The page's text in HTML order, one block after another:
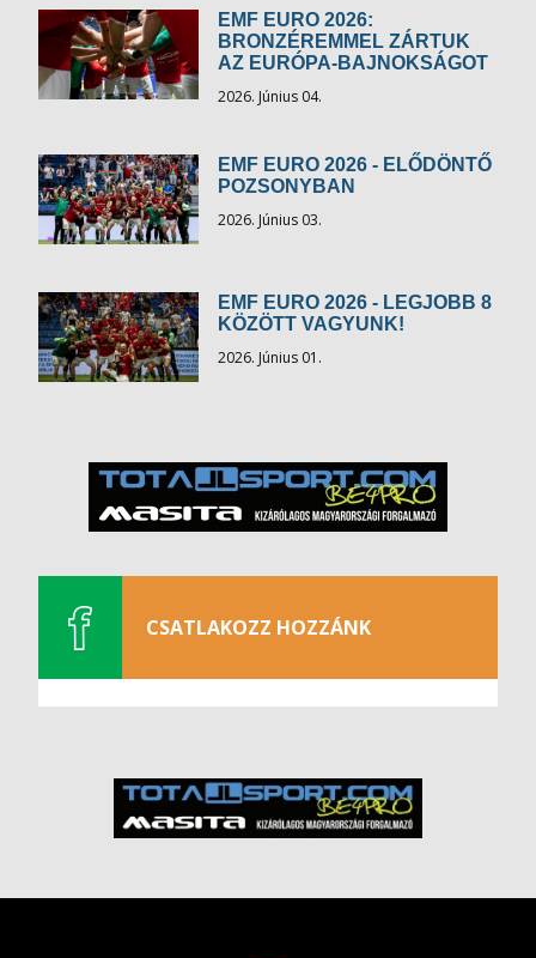
EMF EURO 2026:
BRONZÉREMMEL ZÁRTUK
AZ EURÓPA-BAJNOKSÁGOT
2026. Június 04.
EMF EURO 2026 - ELŐDÖNTŐ
POZSONYBAN
2026. Június 03.
EMF EURO 2026 - LEGJOBB 8
KÖZÖTT VAGYUNK!
2026. Június 01.
CSATLAKOZZ HOZZÁNK